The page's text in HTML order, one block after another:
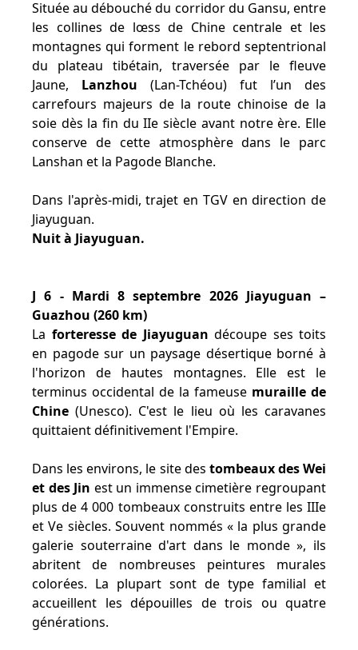
Située au débouché du corridor du Gansu, entre
les collines de lœss de Chine centrale et les
montagnes qui forment le rebord septentrional
du plateau tibétain, traversée par le fleuve
Jaune, Lanzhou (Lan-Tchéou) fut l’un des
carrefours majeurs de la route chinoise de la
soie dès la fin du IIe siècle avant notre ère. Elle
conserve de cette atmosphère dans le parc
Lanshan et la Pagode Blanche.
Dans l'après-midi, trajet en TGV en direction de
Jiayuguan.
Nuit à Jiayuguan.
J 6 - Mardi 8 septembre 2026 Jiayuguan –
Guazhou (260 km)
La forteresse de Jiayuguan découpe ses toits
en pagode sur un paysage désertique borné à
l'horizon de hautes montagnes. Elle est le
terminus occidental de la fameuse muraille de
Chine (Unesco). C'est le lieu où les caravanes
quittaient définitivement l'Empire.
Dans les environs, le site des tombeaux des Wei
et des Jin est un immense cimetière regroupant
plus de 4 000 tombeaux construits entre les IIIe
et Ve siècles. Souvent nommés « la plus grande
galerie souterraine d'art dans le monde », ils
abritent de nombreuses peintures murales
colorées. La plupart sont de type familial et
accueillent les dépouilles de trois ou quatre
générations.